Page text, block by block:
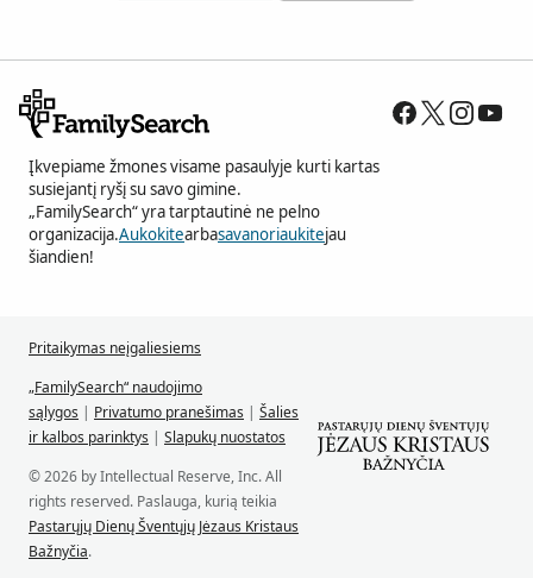
Įkvepiame žmones visame pasaulyje kurti kartas
susiejantį ryšį su savo gimine.
„FamilySearch“ yra tarptautinė ne pelno
organizacija.Aukokitearbasavanoriaukitejau
šiandien!
Pritaikymas neįgaliesiems
„FamilySearch“ naudojimo
sąlygos | Privatumo pranešimas | Šalies
ir kalbos parinktys | Slapukų nuostatos
© 2026 by Intellectual Reserve, Inc. All
rights reserved. Paslauga, kurią teikia
Pastarųjų Dienų Šventųjų Jėzaus Kristaus
Bažnyčia.